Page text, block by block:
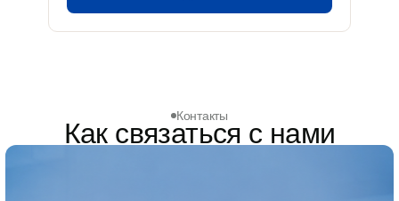
Контакты
Как связаться с нами